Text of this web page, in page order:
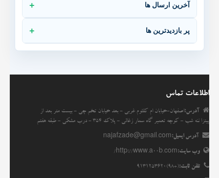
آخرین ارسال ها
پر بازدیدترین ها
اطلاعات تماس
آدرس:اصفهان-خیابان ام کلثوم غربی - بعد خیابان تخم چی - بیست متر بعد از
پیتزا ننه شب - کوچه تعمیر گاه سمار زغالی - پلاک 354 - درب مشکی - طبقه هفتم
آدرس ایمیل:najafzade@gmail.com
وب سایت:http://www.a00b.com/
تلفن ثابت:(+98)9131253620